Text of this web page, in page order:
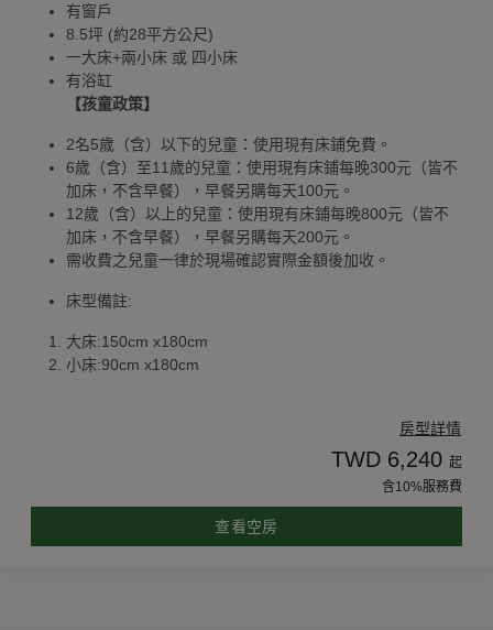
有窗戶
8.5坪 (約28平方公尺)
一大床+兩小床 或 四小床
有浴缸
【孩童政策】
2名5歲（含）以下的兒童：使用現有床鋪免費。
6歲（含）至11歲的兒童：使用現有床鋪每晚300元（皆不
加床，不含早餐），早餐另購每天100元。
12歲（含）以上的兒童：使用現有床鋪每晚800元（皆不
加床，不含早餐），早餐另購每天200元。
需收費之兒童一律於現場確認實際金額後加收。
床型備註:
大床:150cm x180cm
小床:90cm x180cm
房型詳情
TWD 6,240 起
含10%服務費
查看空房